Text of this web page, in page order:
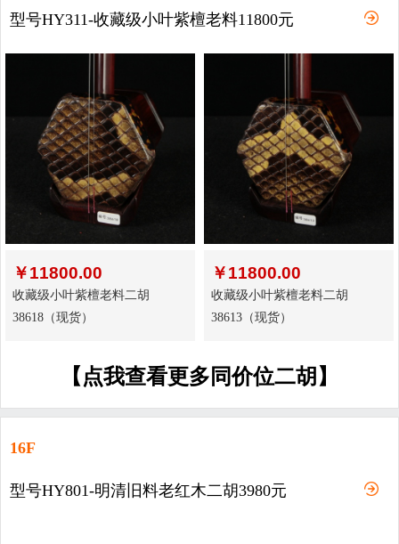
型号HY311-收藏级小叶紫檀老料11800元
￥11800.00
收藏级小叶紫檀老料二胡
38618（现货）
￥11800.00
收藏级小叶紫檀老料二胡
38613（现货）
【点我查看更多同价位二胡】
16F
型号HY801-明清旧料老红木二胡3980元